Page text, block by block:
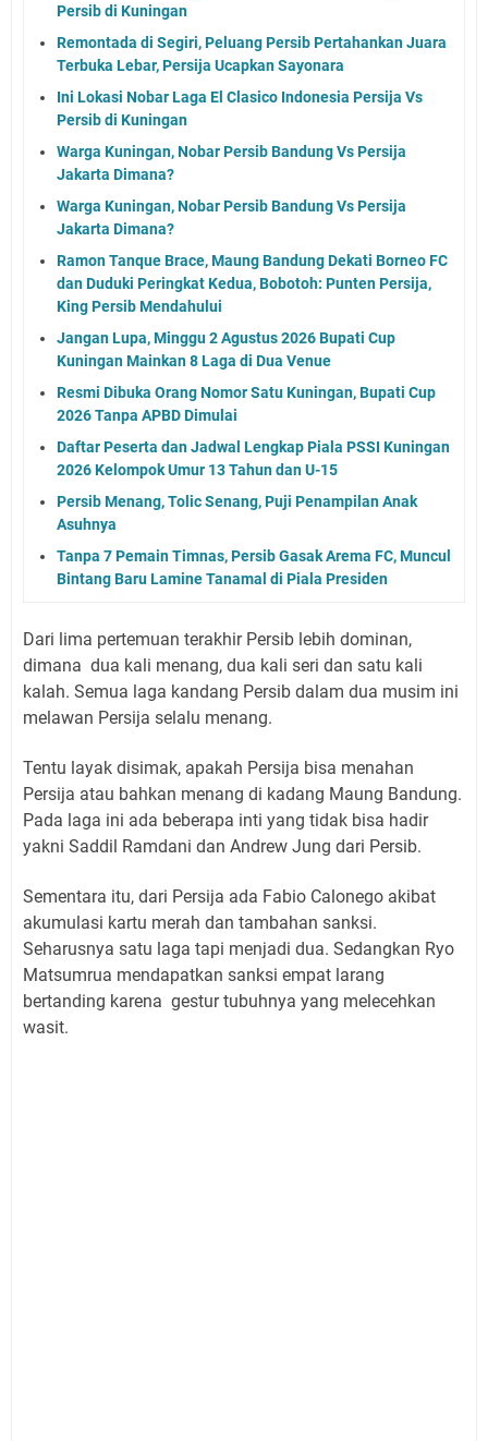
Persib di Kuningan
Remontada di Segiri, Peluang Persib Pertahankan Juara
Terbuka Lebar, Persija Ucapkan Sayonara
Ini Lokasi Nobar Laga El Clasico Indonesia Persija Vs
Persib di Kuningan
Warga Kuningan, Nobar Persib Bandung Vs Persija
Jakarta Dimana?
Warga Kuningan, Nobar Persib Bandung Vs Persija
Jakarta Dimana?
Ramon Tanque Brace, Maung Bandung Dekati Borneo FC
dan Duduki Peringkat Kedua, Bobotoh: Punten Persija,
King Persib Mendahului
Jangan Lupa, Minggu 2 Agustus 2026 Bupati Cup
Kuningan Mainkan 8 Laga di Dua Venue
Resmi Dibuka Orang Nomor Satu Kuningan, Bupati Cup
2026 Tanpa APBD Dimulai
Daftar Peserta dan Jadwal Lengkap Piala PSSI Kuningan
2026 Kelompok Umur 13 Tahun dan U-15
Persib Menang, Tolic Senang, Puji Penampilan Anak
Asuhnya
Tanpa 7 Pemain Timnas, Persib Gasak Arema FC, Muncul
Bintang Baru Lamine Tanamal di Piala Presiden
Dari lima pertemuan terakhir Persib lebih dominan,
dimana dua kali menang, dua kali seri dan satu kali
kalah. Semua laga kandang Persib dalam dua musim ini
melawan Persija selalu menang.
Tentu layak disimak, apakah Persija bisa menahan
Persija atau bahkan menang di kadang Maung Bandung.
Pada laga ini ada beberapa inti yang tidak bisa hadir
yakni Saddil Ramdani dan Andrew Jung dari Persib.
Sementara itu, dari Persija ada Fabio Calonego akibat
akumulasi kartu merah dan tambahan sanksi.
Seharusnya satu laga tapi menjadi dua. Sedangkan Ryo
Matsumrua mendapatkan sanksi empat larang
bertanding karena gestur tubuhnya yang melecehkan
wasit.